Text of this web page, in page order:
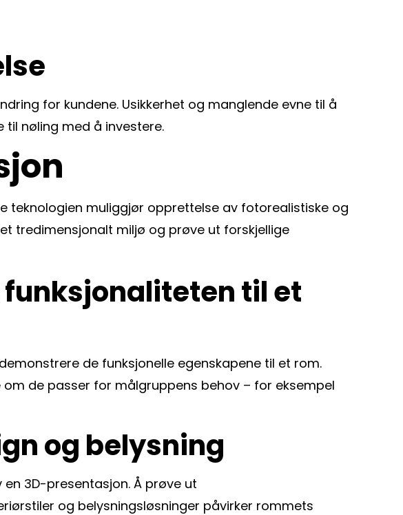
for kundene. Usikkerhet og manglende evne til å
nøling med å investere.
teknologien muliggjør opprettelse av fotorealistiske og
tredimensjonalt miljø og prøve ut forskjellige
til et
de funksjonelle egenskapene til et rom.
de passer for målgruppens behov – for eksempel
og belysning
3D-presentasjon. Å prøve ut
og belysningsløsninger påvirker rommets